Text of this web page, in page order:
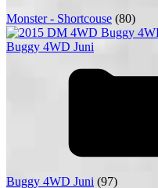
Monster - Shortcouse (80)
Buggy 4WD Juni (97)